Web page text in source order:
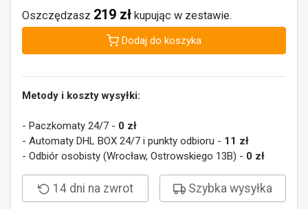
Oszczędzasz 219 zł kupując w zestawie.
Dodaj do koszyka
Metody i koszty wysyłki:
- Paczkomaty 24/7 - 0 zł
- Automaty DHL BOX 24/7 i punkty odbioru - 11 zł
- Odbiór osobisty (Wrocław, Ostrowskiego 13B) - 0 zł
14 dni na zwrot Szybka wysyłka